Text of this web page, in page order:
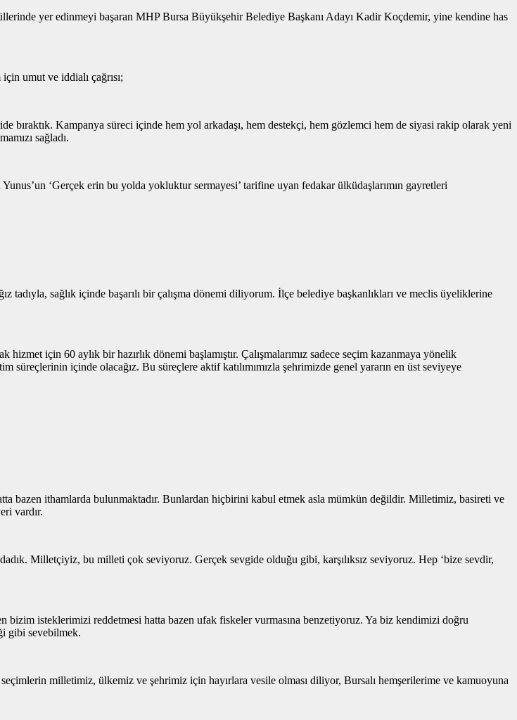
yer edinmeyi başaran MHP Bursa Büyükşehir Belediye Başkanı Adayı Kadir Koçdemir, yine kendine has
umut ve iddialı çağrısı;
bıraktık. Kampanya süreci içinde hem yol arkadaşı, hem destekçi, hem gözlemci hem de siyasi rakip olarak yeni
sağladı.
‘Gerçek erin bu yolda yokluktur sermayesi’ tarifine uyan fedakar ülküdaşlarımın gayretleri
sağlık içinde başarılı bir çalışma dönemi diliyorum. İlçe belediye başkanlıkları ve meclis üyeliklerine
için 60 aylık bir hazırlık dönemi başlamıştır. Çalışmalarımız sadece seçim kazanmaya yönelik
içinde olacağız. Bu süreçlere aktif katılımımızla şehrimizde genel yararın en üst seviyeye
bazen ithamlarda bulunmaktadır. Bunlardan hiçbirini kabul etmek asla mümkün değildir. Milletimiz, basireti ve
vardır.
Milletçiyiz, bu milleti çok seviyoruz. Gerçek sevgide olduğu gibi, karşılıksız seviyoruz. Hep ‘bize sevdir,
bizim isteklerimizi reddetmesi hatta bazen ufak fiskeler vurmasına benzetiyoruz. Ya biz kendimizi doğru
gibi sevebilmek.
milletimiz, ülkemiz ve şehrimiz için hayırlara vesile olması diliyor, Bursalı hemşerilerime ve kamuoyuna